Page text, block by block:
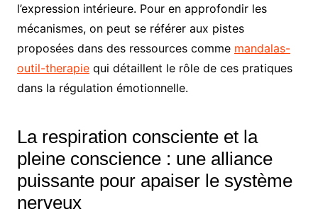
l’expression intérieure. Pour en approfondir les
mécanismes, on peut se référer aux pistes
proposées dans des ressources comme mandalas-
outil-therapiequi détaillent le rôle de ces pratiques
dans la régulation émotionnelle.
La respiration consciente et la
pleine conscience : une alliance
puissante pour apaiser le système
nerveux